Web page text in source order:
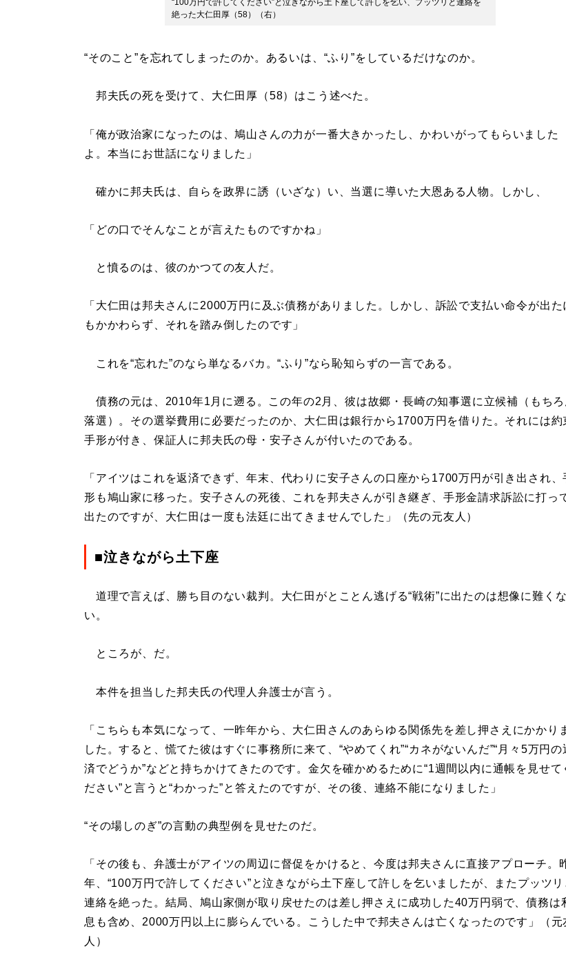
絶った大仁田厚（58）（右）
“そのこと”を忘れてしまったのか。あるいは、“ふり”をしているだけなのか。
邦夫氏の死を受けて、大仁田厚（58）はこう述べた。
「俺が政治家になったのは、鳩山さんの力が一番大きかったし、かわいがってもらいました
よ。本当にお世話になりました」
確かに邦夫氏は、自らを政界に誘（いざな）い、当選に導いた大恩ある人物。しかし、
「どの口でそんなことが言えたものですかね」
と憤るのは、彼のかつての友人だ。
「大仁田は邦夫さんに2000万円に及ぶ債務がありました。しかし、訴訟で支払い命令が出た
もかかわらず、それを踏み倒したのです」
これを“忘れた”のなら単なるバカ。“ふり”なら恥知らずの一言である。
債務の元は、2010年1月に遡る。この年の2月、彼は故郷・長崎の知事選に立候補（もちろ
落選）。その選挙費用に必要だったのか、大仁田は銀行から1700万円を借りた。それには約
手形が付き、保証人に邦夫氏の母・安子さんが付いたのである。
「アイツはこれを返済できず、年末、代わりに安子さんの口座から1700万円が引き出され、
形も鳩山家に移った。安子さんの死後、これを邦夫さんが引き継ぎ、手形金請求訴訟に打っ
出たのですが、大仁田は一度も法廷に出てきませんでした」（先の元友人）
■泣きながら土下座
道理で言えば、勝ち目のない裁判。大仁田がとことん逃げる“戦術”に出たのは想像に難くな
い。
ところが、だ。
本件を担当した邦夫氏の代理人弁護士が言う。
「こちらも本気になって、一昨年から、大仁田さんのあらゆる関係先を差し押さえにかかり
した。すると、慌てた彼はすぐに事務所に来て、“やめてくれ”“カネがないんだ”“月々5万円の
済でどうか”などと持ちかけてきたのです。金欠を確かめるために“1週間以内に通帳を見せて
ださい”と言うと“わかった”と答えたのですが、その後、連絡不能になりました」
“その場しのぎ”の言動の典型例を見せたのだ。
「その後も、弁護士がアイツの周辺に督促をかけると、今度は邦夫さんに直接アプローチ。
年、“100万円で許してください”と泣きながら土下座して許しを乞いましたが、またプッツリ
連絡を絶った。結局、鳩山家側が取り戻せたのは差し押さえに成功した40万円弱で、債務は
息も含め、2000万円以上に膨らんでいる。こうした中で邦夫さんは亡くなったのです」（元
人）